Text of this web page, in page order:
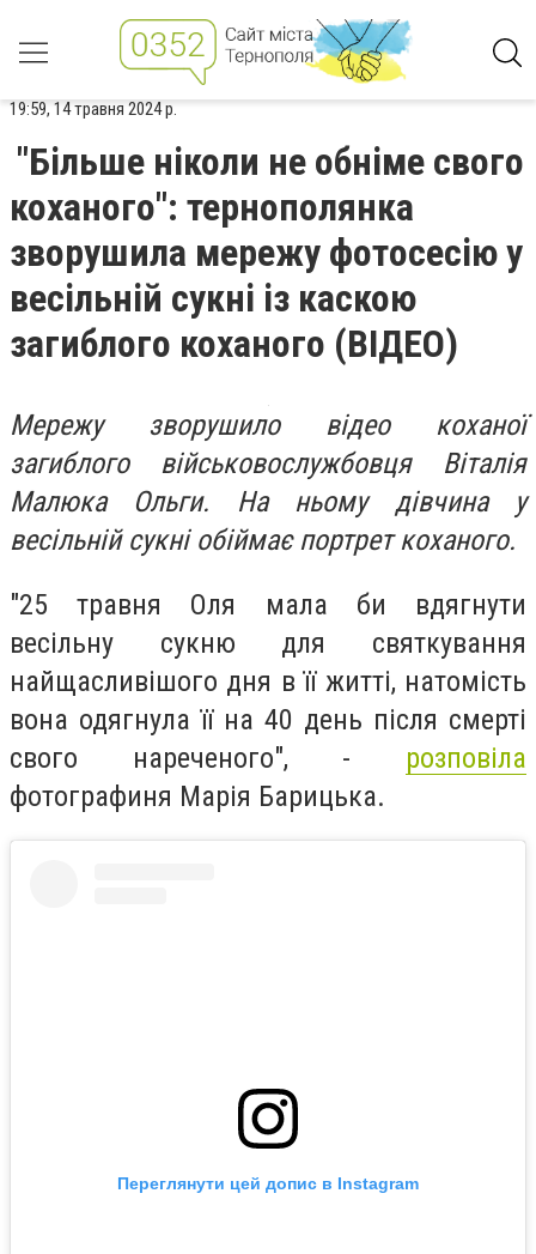
19:59, 14 травня 2024 р.
"Більше ніколи не обніме свого
коханого": тернополянка
зворушила мережу фотосесію у
весільній сукні із каскою
загиблого коханого (ВІДЕО)
Мережу зворушило відео коханої
загиблого військовослужбовця Віталія
Малюка Ольги. На ньому дівчина у
весільній сукні обіймає портрет коханого.
"25 травня Оля мала би вдягнути
весільну сукню для святкування
найщасливішого дня в її житті, натомість
вона одягнула її на 40 день після смерті
свого нареченого", - розповіла
фотографиня Марія Барицька.
Переглянути цей допис в Instagram